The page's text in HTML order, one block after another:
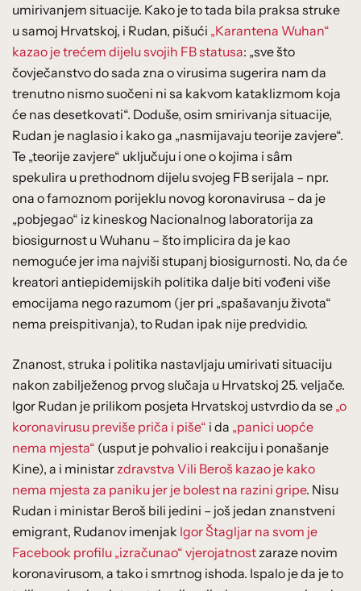
umirivanjem situacije. Kako je to tada bila praksa struke
u samoj Hrvatskoj, i Rudan, pišući „Karantena Wuhan“
kazao je trećem dijelu svojih FB statusa: „sve što
čovječanstvo do sada zna o virusima sugerira nam da
trenutno nismo suočeni ni sa kakvom kataklizmom koja
će nas desetkovati“. Doduše, osim smirivanja situacije,
Rudan je naglasio i kako ga „nasmijavaju teorije zavjere“.
Te „teorije zavjere“ uključuju i one o kojima i sâm
spekulira u prethodnom dijelu svojeg FB serijala – npr.
ona o famoznom porijeklu novog koronavirusa – da je
„pobjegao“ iz kineskog Nacionalnog laboratorija za
biosigurnost u Wuhanu – što implicira da je kao
nemoguće jer ima najviši stupanj biosigurnosti. No, da će
kreatori antiepidemijskih politika dalje biti vođeni više
emocijama nego razumom (jer pri „spašavanju života“
nema preispitivanja), to Rudan ipak nije predvidio.
Znanost, struka i politika nastavljaju umirivati situaciju
nakon zabilježenog prvog slučaja u Hrvatskoj 25. veljače.
Igor Rudan je prilikom posjeta Hrvatskoj ustvrdio da se „o
koronavirusu previše priča i piše“ i da „panici uopće
nema mjesta“ (usput je pohvalio i reakciju i ponašanje
Kine), a i ministar zdravstva Vili Beroš kazao je kako
nema mjesta za paniku jer je bolest na razini gripe. Nisu
Rudan i ministar Beroš bili jedini – još jedan znanstveni
emigrant, Rudanov imenjak Igor Štagljar na svom je
Facebook profilu „izračunao“ vjerojatnost zaraze novim
koronavirusom, a tako i smrtnog ishoda. Ispalo je da je to